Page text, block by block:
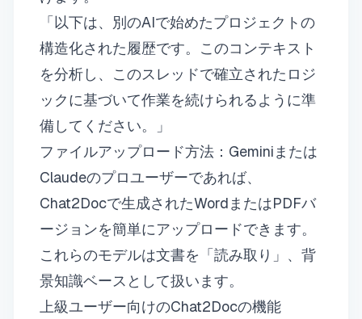
「以下は、別のAIで始めたプロジェクトの
構造化された履歴です。このコンテキスト
を分析し、このスレッドで確立されたロジ
ックに基づいて作業を続けられるように準
備してください。」
ファイルアップロード方法：Geminiまたは
Claudeのプロユーザーであれば、
Chat2Docで生成されたWordまたはPDFバ
ージョンを簡単にアップロードできます。
これらのモデルは文書を「読み取り」、背
景知識ベースとして扱います。
上級ユーザー向けのChat2Docの機能